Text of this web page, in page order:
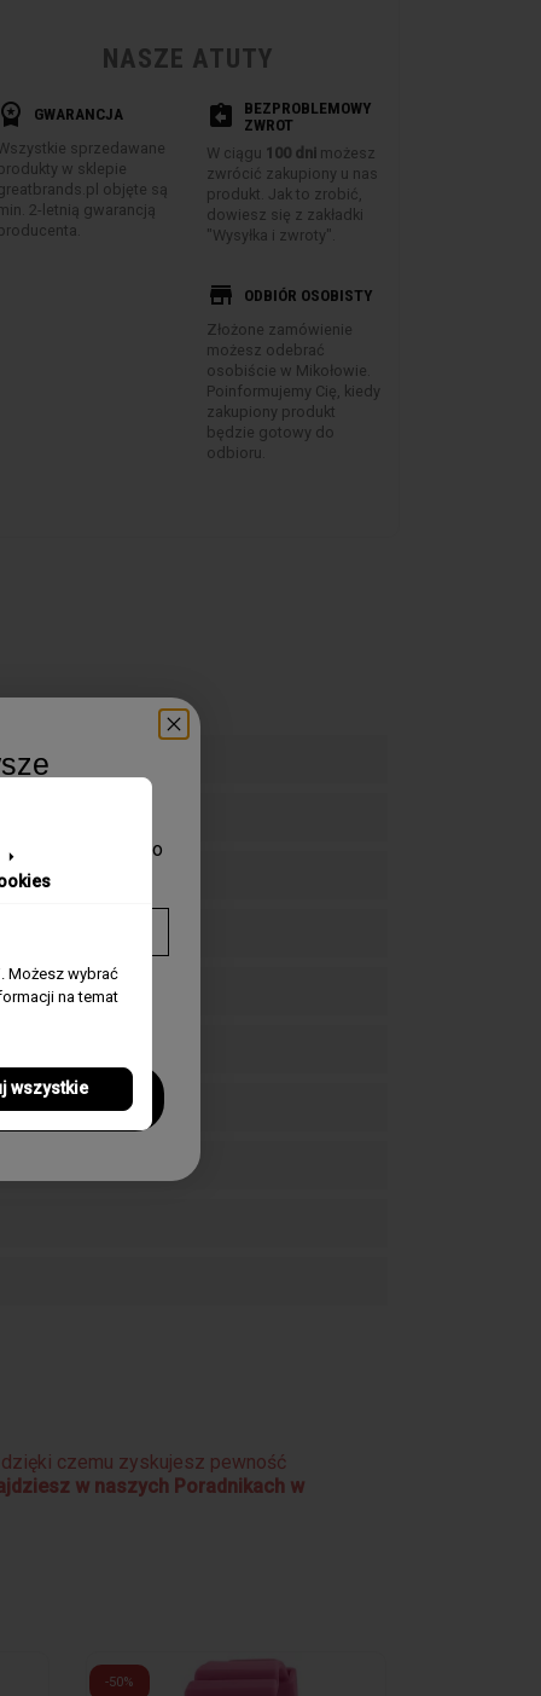
NASZE ATUTY
GWARANCJA
sprzedawane
w sklepie
objęte są
2-letnią gwarancją
assignment_return
BEZPROBLEMOWY
ZWROT
W ciągu 100 dni możesz
zwrócić zakupiony u nas
produkt. Jak to zrobić,
dowiesz się z zakładki
"Wysyłka i zwroty".
store ODBIÓR OSOBISTY
Złożone zamówienie
możesz odebrać
osobiście w Mikołowie.
Poinformujemy Cię, kiedy
zakupiony produkt
będzie gotowy do
odbioru.
Zakręcana koronka
czemu zyskujesz pewność
w naszych Poradnikach w
-50%
Możesz wybrać
na temat
wszystkie
się pierwszy o